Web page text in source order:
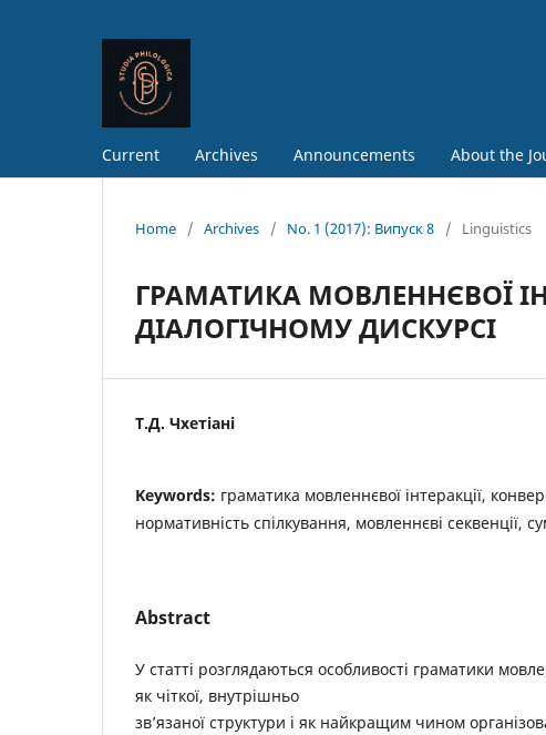
Current Archives Announcements About the
Home / Archives / No. 1 (2017): Випуск 8 / Linguistics
ГРАМАТИКА МОВЛЕННЄВОЇ
ДІАЛОГІЧНОМУ ДИСКУРСІ
Т.Д. Чхетіані
Keywords: граматика мовленнєвої інтеракції,
нормативність спілкування, мовленнєві секвенції,
Abstract
У статті розглядаються особливості граматики
як чіткої, внутрішньо
зв’язаної структури і як найкращим чином